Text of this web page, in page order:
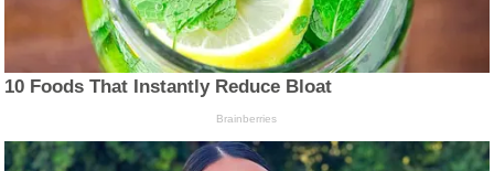
10 Foods That Instantly Reduce Bloat
Brainberries